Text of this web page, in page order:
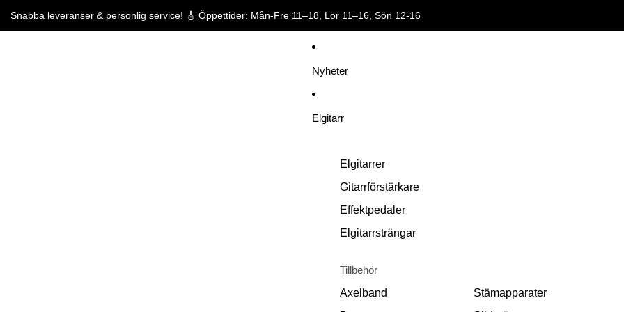
Snabba leveranser & personlig service! 🎸 Öppettider: Mån-Fre 11–18, Lör 11–16, Sön 12-16
Snabba leveranser & personlig service! 🎸 Öppettider: Mån-Fre 11–18, Lör 11–16, Sön 12-16
Nyheter
Elgitarr
Elgitarrer
Gitarrförstärkare
Effektpedaler
Elgitarrsträngar
Tillbehör
Axelband
Stämapparater